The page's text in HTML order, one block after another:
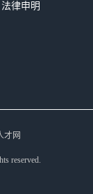
法律申明
才网
reserved.